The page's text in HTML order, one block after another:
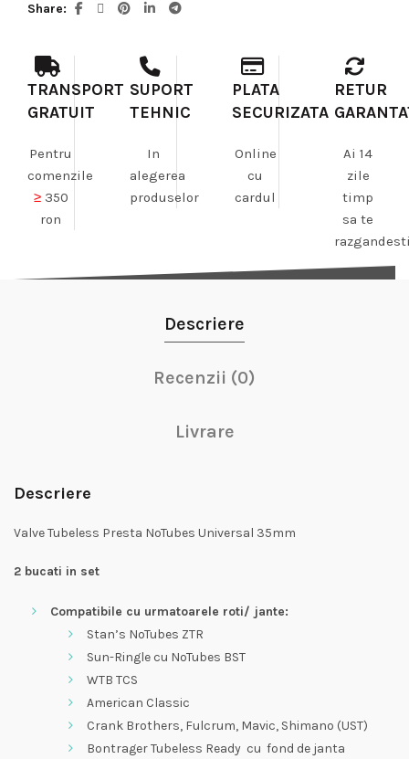
Share
TRANSPORT
GRATUIT
Pentru
comenzile
≥350
ron
SUPORT
TEHNIC
In
alegerea
produselor
PLATA
SECURIZATA
Online
cu
cardul
RETUR
Ai 14
zile
timp
sa te
Descriere
Recenzii (0)
Livrare
Descriere
Valve Tubeless Presta NoTubes Universal 35mm
2 bucati in set
Compatibile cu urmatoarele roti/ jante:
Stan’s NoTubes ZTR
Sun-Ringle cu NoTubes BST
WTB TCS
American Classic
Crank Brothers, Fulcrum, Mavic, Shimano (UST)
Bontrager Tubeless Ready cu fond de janta